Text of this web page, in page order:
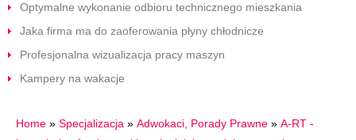
Optymalne wykonanie odbioru technicznego mieszkania
Jaka firma ma do zaoferowania płyny chłodnicze
Profesjonalna wizualizacja pracy maszyn
Kampery na wakacje
Home » Specjalizacja » Adwokaci, Porady Prawne » A-RT -